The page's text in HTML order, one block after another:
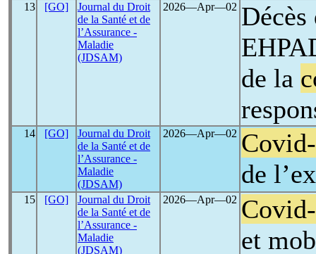
13 [GO]
Journal du Droit
de la Santé et de
l’Assurance -
Maladie
(JDSAM)
2026―Apr―02 Décès
de la
14 [GO]
Journal du Droit
de la Santé et de
l’Assurance -
Maladie
(JDSAM)
2026―Apr―02
de
15 [GO]
Journal du Droit
de la Santé et de
l’Assurance -
Maladie
(JDSAM)
2026―Apr―02
et